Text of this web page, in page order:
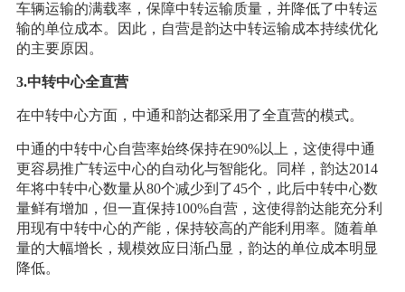
车辆运输的满载率，保障中转运输质量，并降低了中转运
输的单位成本。因此，自营是韵达中转运输成本持续优化
的主要原因。
3.中转中心全直营
在中转中心方面，中通和韵达都采用了全直营的模式。
中通的中转中心自营率始终保持在90%以上，这使得中通
更容易推广转运中心的自动化与智能化。同样，韵达2014
年将中转中心数量从80个减少到了45个，此后中转中心数
量鲜有增加，但一直保持100%自营，这使得韵达能充分利
用现有中转中心的产能，保持较高的产能利用率。随着单
量的大幅增长，规模效应日渐凸显，韵达的单位成本明显
降低。